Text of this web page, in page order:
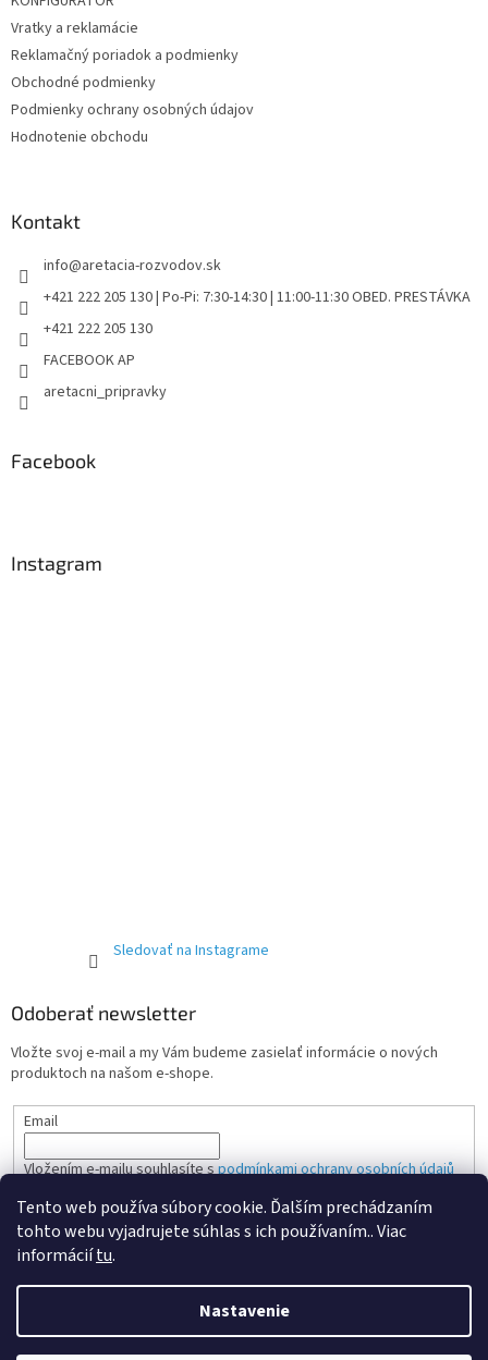
Tento web používa súbory cookie. Ďalším prechádzaním
tohto webu vyjadrujete súhlas s ich používaním.. Viac
informáciítu.
Nastavenie
Vratky a reklamácie
Reklamačný poriadok a podmienky
Obchodné podmienky
Podmienky ochrany osobných údajov
Hodnotenie obchodu
Kontakt
info@aretacia-rozvodov.sk
+421 222 205 130 | Po-Pi: 7:30-14:30 | 11:00-11:30 OBED. PRESTÁVKA
+421 222 205 130
FACEBOOK AP
aretacni_pripravky
Facebook
Instagram
Sledovať na Instagrame
Odoberať newsletter
Vložte svoj e-mail a my Vám budeme zasielať informácie o nových
produktoch na našom e-shope.
Email
Vložením e-mailu souhlasíte spodmínkami ochrany osobních údajů
PRIHLÁSIŤ SA
Vytvoril Shoptet Premium